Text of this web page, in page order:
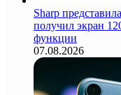
Sharp
получил экран
функции
07.08.2026